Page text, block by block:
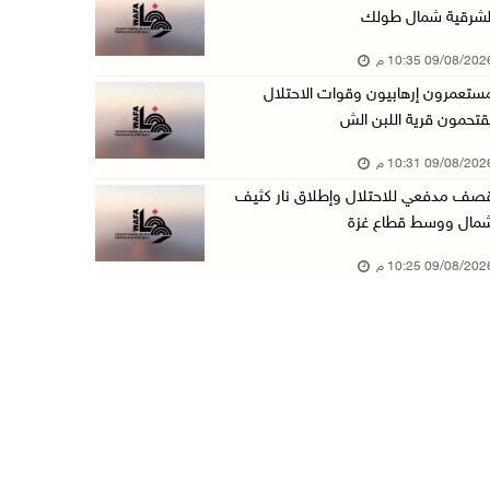
ثلاث إصابات برصاص الاحتلال في مدينة خان يونس
سلطة المياه: تنظيم مياه الأغوار الشمالية يهدف ...
09/آب/2026 04:45 م
مسك تكافح آثار الحروق وتنتظر العلاج خارج غزة
شمال طولك
08/2026 10:35 م
إرهابيون وقوات الاحتلال
قرية اللبن الش
08/2026 10:31 م
مدفعي للاحتلال وإطلاق نار كثيف
ووسط قطاع غزة
08/2026 10:25 م